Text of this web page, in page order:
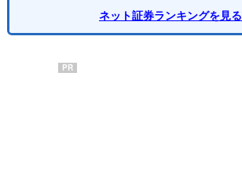
ネット証券ランキングを見る
PR